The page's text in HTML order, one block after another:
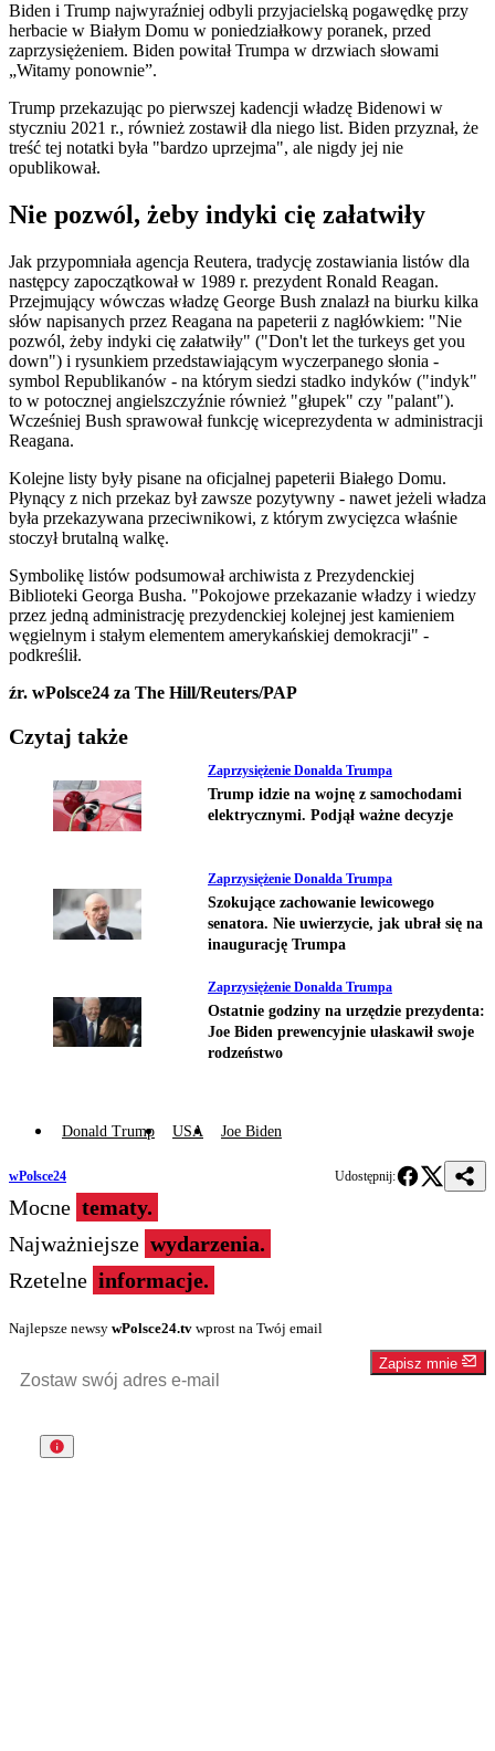
Biden i Trump najwyraźniej odbyli przyjacielską pogawędkę przy
herbacie w Białym Domu w poniedziałkowy poranek, przed
zaprzysiężeniem. Biden powitał Trumpa w drzwiach słowami
„Witamy ponownie”.
Trump przekazując po pierwszej kadencji władzę Bidenowi w
styczniu 2021 r., również zostawił dla niego list. Biden przyznał, że
treść tej notatki była "bardzo uprzejma", ale nigdy jej nie
opublikował.
Nie pozwól, żeby indyki cię załatwiły
Jak przypomniała agencja Reutera, tradycję zostawiania listów dla
następcy zapoczątkował w 1989 r. prezydent Ronald Reagan.
Przejmujący wówczas władzę George Bush znalazł na biurku kilka
słów napisanych przez Reagana na papeterii z nagłówkiem: "Nie
pozwól, żeby indyki cię załatwiły" ("Don't let the turkeys get you
down") i rysunkiem przedstawiającym wyczerpanego słonia -
symbol Republikanów - na którym siedzi stadko indyków ("indyk"
to w potocznej angielszczyźnie również "głupek" czy "palant").
Wcześniej Bush sprawował funkcję wiceprezydenta w administracji
Reagana.
Kolejne listy były pisane na oficjalnej papeterii Białego Domu.
Płynący z nich przekaz był zawsze pozytywny - nawet jeżeli władza
była przekazywana przeciwnikowi, z którym zwycięzca właśnie
stoczył brutalną walkę.
Symbolikę listów podsumował archiwista z Prezydenckiej
Biblioteki Georga Busha. "Pokojowe przekazanie władzy i wiedzy
przez jedną administrację prezydenckiej kolejnej jest kamieniem
węgielnym i stałym elementem amerykańskiej demokracji" -
podkreślił.
źr. wPolsce24 za The Hill/Reuters/PAP
Czytaj także
Zaprzysiężenie Donalda Trumpa
Trump idzie na wojnę z samochodami
elektrycznymi. Podjął ważne decyzje
Zaprzysiężenie Donalda Trumpa
Szokujące zachowanie lewicowego
senatora. Nie uwierzycie, jak ubrał się na
inaugurację Trumpa
Zaprzysiężenie Donalda Trumpa
Ostatnie godziny na urzędzie prezydenta:
Joe Biden prewencyjnie ułaskawił swoje
rodzeństwo
Donald Trump USA Joe Biden
wPolsce24 Udostępnij:
Mocne tematy.
Najważniejsze wydarzenia.
Rzetelne informacje.
Najlepsze newsy wPolsce24.tv wprost na Twój email
Zapisz mnie